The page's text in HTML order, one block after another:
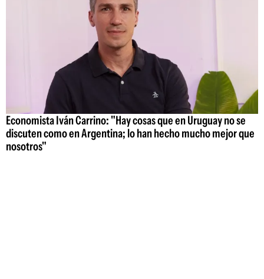
Economista Iván Carrino: "Hay cosas que en Uruguay no se
discuten como en Argentina; lo han hecho mucho mejor que
nosotros"